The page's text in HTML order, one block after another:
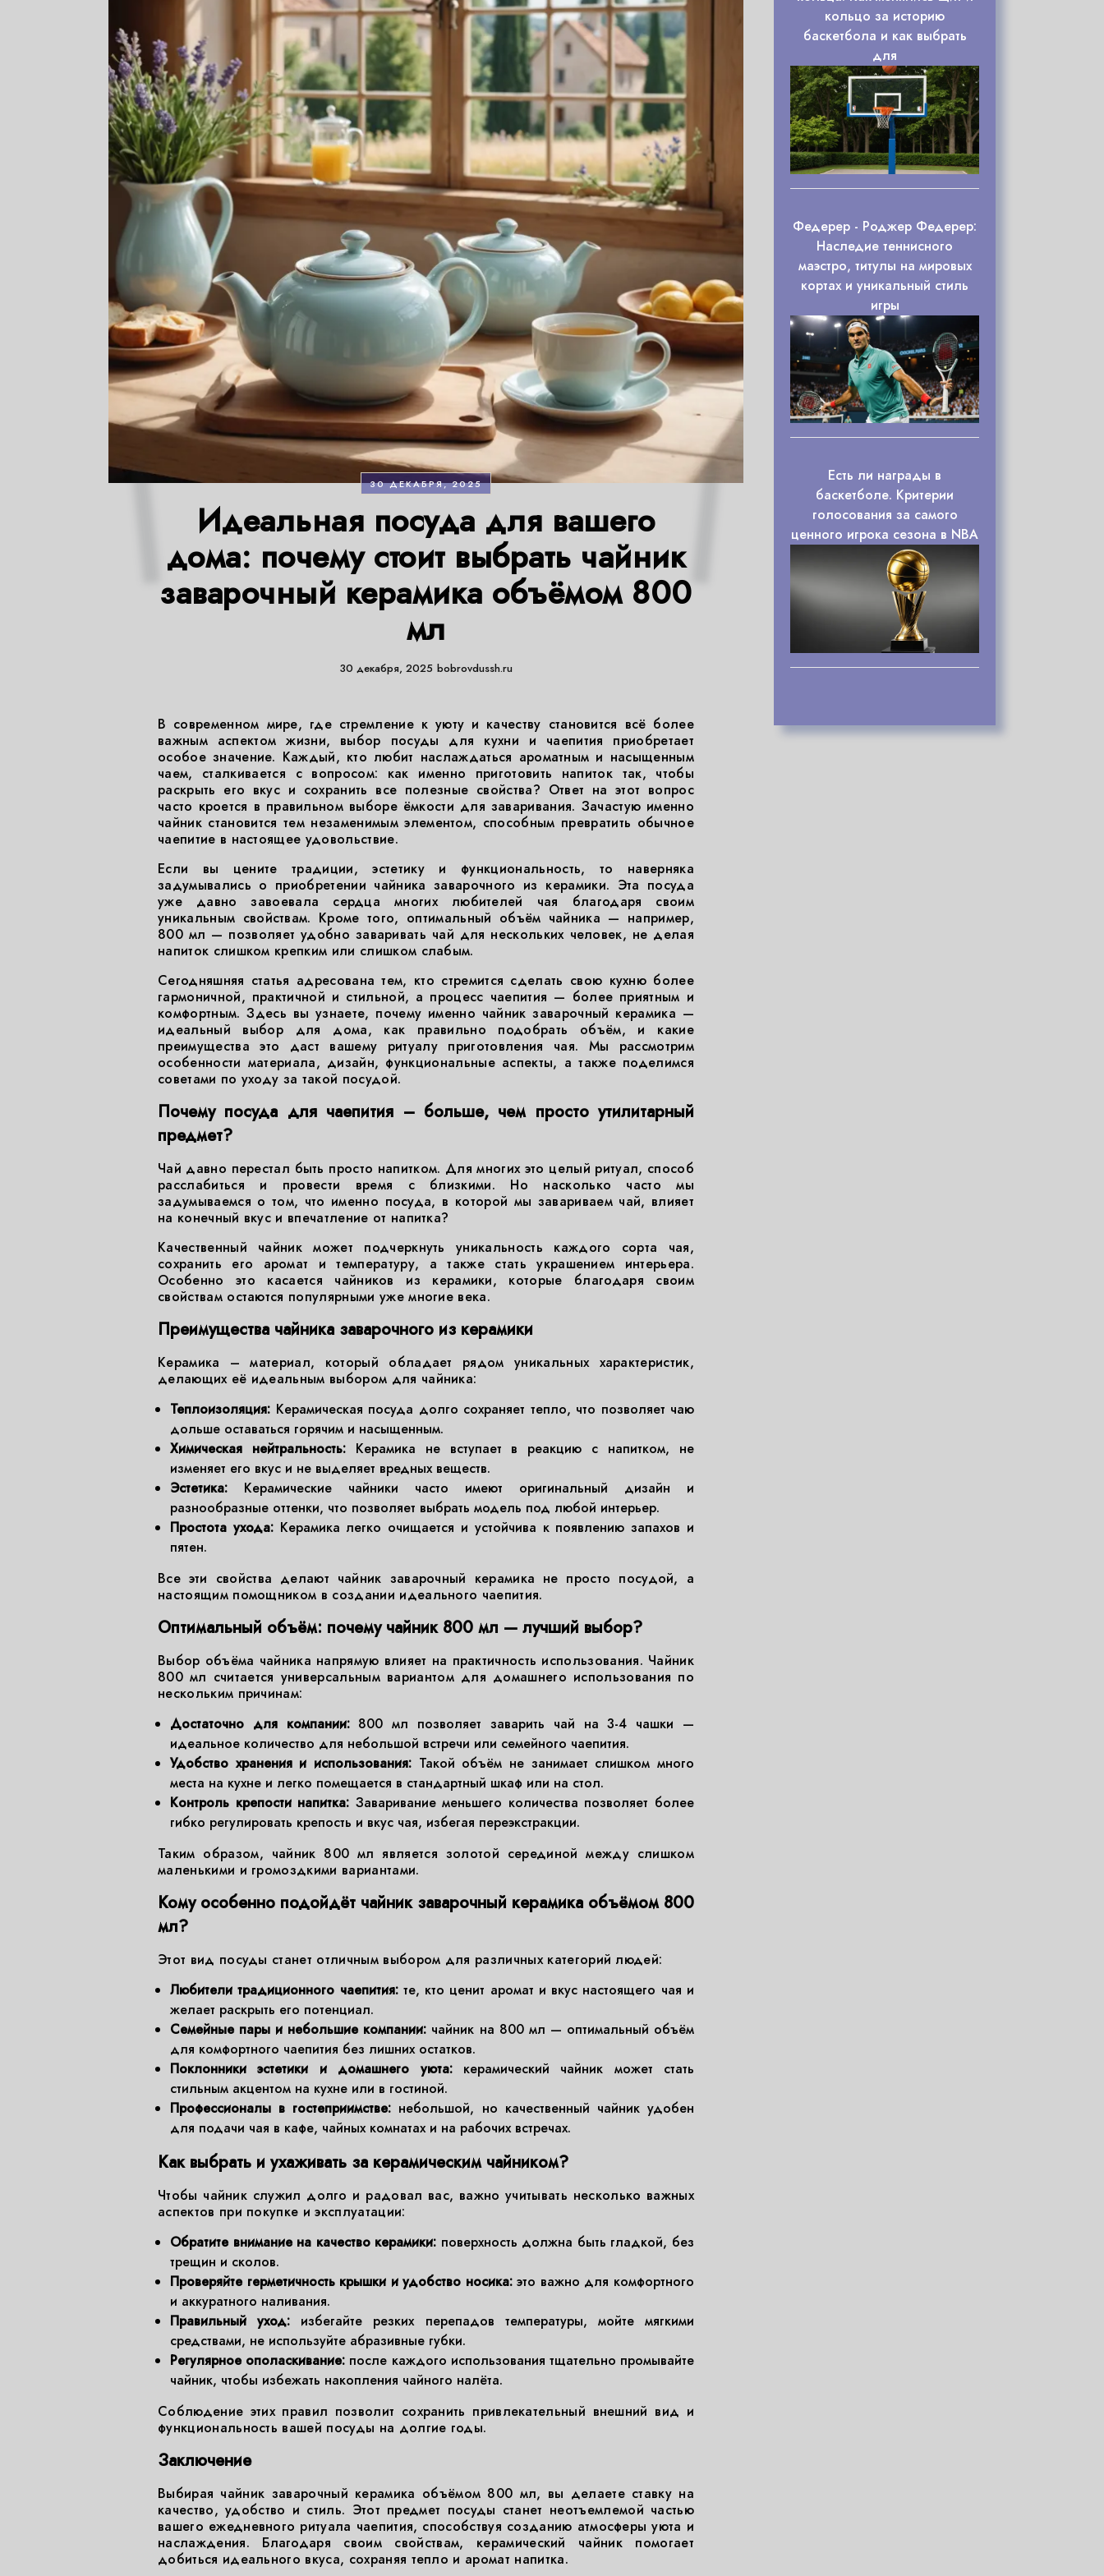
30 ДЕКАБРЯ, 2025
Идеальная посуда для вашего
дома: почему стоит выбрать чайник
заварочный керамика объёмом 800
мл
30 декабря, 2025 bobrovdussh.ru
В современном мире, где стремление к уюту и качеству становится всё более
важным аспектом жизни, выбор посуды для кухни и чаепития приобретает
особое значение. Каждый, кто любит наслаждаться ароматным и насыщенным
чаем, сталкивается с вопросом: как именно приготовить напиток так, чтобы
раскрыть его вкус и сохранить все полезные свойства? Ответ на этот вопрос
часто кроется в правильном выборе ёмкости для заваривания. Зачастую именно
чайник становится тем незаменимым элементом, способным превратить обычное
чаепитие в настоящее удовольствие.
Если вы цените традиции, эстетику и функциональность, то наверняка
задумывались о приобретении чайника заварочного из керамики. Эта посуда
уже давно завоевала сердца многих любителей чая благодаря своим
уникальным свойствам. Кроме того, оптимальный объём чайника — например,
800 мл — позволяет удобно заваривать чай для нескольких человек, не делая
напиток слишком крепким или слишком слабым.
Сегодняшняя статья адресована тем, кто стремится сделать свою кухню более
гармоничной, практичной и стильной, а процесс чаепития — более приятным и
комфортным. Здесь вы узнаете, почему именно чайник заварочный керамика —
идеальный выбор для дома, как правильно подобрать объём, и какие
преимущества это даст вашему ритуалу приготовления чая. Мы рассмотрим
особенности материала, дизайн, функциональные аспекты, а также поделимся
советами по уходу за такой посудой.
Почему посуда для чаепития – больше, чем просто утилитарный
предмет?
Чай давно перестал быть просто напитком. Для многих это целый ритуал, способ
расслабиться и провести время с близкими. Но насколько часто мы
задумываемся о том, что именно посуда, в которой мы завариваем чай, влияет
на конечный вкус и впечатление от напитка?
Качественный чайник может подчеркнуть уникальность каждого сорта чая,
сохранить его аромат и температуру, а также стать украшением интерьера.
Особенно это касается чайников из керамики, которые благодаря своим
свойствам остаются популярными уже многие века.
Преимущества чайника заварочного из керамики
Керамика – материал, который обладает рядом уникальных характеристик,
делающих её идеальным выбором для чайника:
Теплоизоляция: Керамическая посуда долго сохраняет тепло, что позволяет чаю
дольше оставаться горячим и насыщенным.
Химическая нейтральность:Керамика не вступает в реакцию с напитком, не
изменяет его вкус и не выделяет вредных веществ.
Эстетика: Керамические чайники часто имеют оригинальный дизайн и
разнообразные оттенки, что позволяет выбрать модель под любой интерьер.
Простота ухода:Керамика легко очищается и устойчива к появлению запахов и
пятен.
Все эти свойства делают чайник заварочный керамика не просто посудой, а
настоящим помощником в создании идеального чаепития.
Оптимальный объём: почему чайник 800 мл — лучший выбор?
Выбор объёма чайника напрямую влияет на практичность использования. Чайник
800 мл считается универсальным вариантом для домашнего использования по
нескольким причинам:
Достаточно для компании:800 мл позволяет заварить чай на 3-4 чашки —
идеальное количество для небольшой встречи или семейного чаепития.
Удобство хранения и использования: Такой объём не занимает слишком много
места на кухне и легко помещается в стандартный шкаф или на стол.
Контроль крепости напитка: Заваривание меньшего количества позволяет более
гибко регулировать крепость и вкус чая, избегая переэкстракции.
Таким образом, чайник 800 мл является золотой серединой между слишком
маленькими и громоздкими вариантами.
Кому особенно подойдёт чайник заварочный керамика объёмом 800
мл?
Этот вид посуды станет отличным выбором для различных категорий людей:
Любители традиционного чаепития:те, кто ценит аромат и вкус настоящего чая и
желает раскрыть его потенциал.
Семейные пары и небольшие компании: чайник на 800 мл — оптимальный объём
для комфортного чаепития без лишних остатков.
Поклонники эстетики и домашнего уюта:керамический чайник может стать
стильным акцентом на кухне или в гостиной.
Профессионалы в гостеприимстве: небольшой, но качественный чайник удобен
для подачи чая в кафе, чайных комнатах и на рабочих встречах.
Как выбрать и ухаживать за керамическим чайником?
Чтобы чайник служил долго и радовал вас, важно учитывать несколько важных
аспектов при покупке и эксплуатации:
Обратите внимание на качество керамики: поверхность должна быть гладкой, без
трещин и сколов.
Проверяйте герметичность крышки и удобство носика:это важно для комфортного
и аккуратного наливания.
Правильный уход: избегайте резких перепадов температуры, мойте мягкими
средствами, не используйте абразивные губки.
Регулярное ополаскивание: после каждого использования тщательно промывайте
чайник, чтобы избежать накопления чайного налёта.
Соблюдение этих правил позволит сохранить привлекательный внешний вид и
функциональность вашей посуды на долгие годы.
Заключение
Выбирая чайник заварочный керамика объёмом 800 мл, вы делаете ставку на
качество, удобство и стиль. Этот предмет посуды станет неотъемлемой частью
вашего ежедневного ритуала чаепития, способствуя созданию атмосферы уюта и
наслаждения. Благодаря своим свойствам, керамический чайник помогает
добиться идеального вкуса, сохраняя тепло и аромат напитка.
кольцо за историю
баскетбола и как выбрать
для
Федерер - Роджер Федерер:
Наследие теннисного
маэстро, титулы на мировых
кортах и уникальный стиль
игры
Есть ли награды в
баскетболе. Критерии
голосования за самого
ценного игрока сезона в NBA